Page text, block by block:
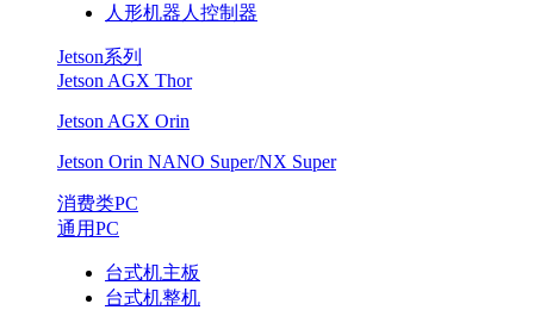
人形机器人控制器
Jetson系列
Jetson AGX Thor
Jetson AGX Orin
Jetson Orin NANO Super/NX Super
消费类PC
通用PC
台式机主板
台式机整机